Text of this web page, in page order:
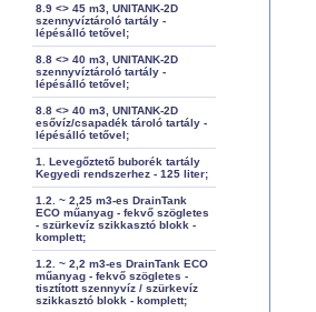
8.9 <> 45 m3, UNITANK-2D
szennyvíztároló tartály -
lépésálló tetővel;
8.8 <> 40 m3, UNITANK-2D
szennyvíztároló tartály -
lépésálló tetővel;
8.8 <> 40 m3, UNITANK-2D
esővíz/csapadék tároló tartály -
lépésálló tetővel;
1. Levegőztető buborék tartály
Kegyedi rendszerhez - 125 liter;
1.2. ~ 2,25 m3-es DrainTank
ECO műanyag - fekvő szögletes
- szürkevíz szikkasztó blokk -
komplett;
1.2. ~ 2,2 m3-es DrainTank ECO
műanyag - fekvő szögletes -
tisztított szennyvíz / szürkevíz
szikkasztó blokk - komplett;